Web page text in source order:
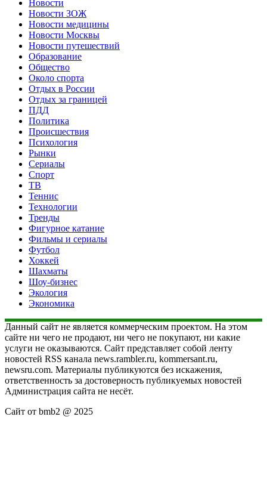
Новости
Новости ЗОЖ
Новости медицины
Новости Москвы
Новости путешествий
Образование
Общество
Около спорта
Отдых в России
Отдых за границей
ПДД
Политика
Происшествия
Психология
Рынки
Сериалы
Спорт
ТВ
Теннис
Технологии
Тренды
Фигурное катание
Фильмы и сериалы
Футбол
Хоккей
Шахматы
Шоу-бизнес
Экология
Экономика
Данный сайт не является коммерческим проектом. На этом
сайте ни чего не продают, ни чего не покупают, ни какие
услуги не оказываются. Сайт представляет собой ленту
новостей RSS канала news.rambler.ru, kommersant.ru,
newsru.com. Материалы публикуются без искажения,
ответственность за достоверность публикуемых новостей
Администрация сайта не несёт.
Сайт от bmb2 @ 2025